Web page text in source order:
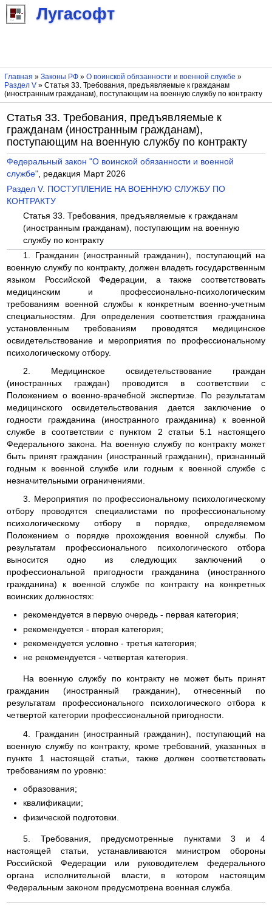
Лугасофт
Главная » Законы РФ» О воинской обязанности и военной службе »
Раздел V» Статья 33. Требования, предъявляемые к гражданам
(иностранным гражданам), поступающим на военную службу по контракту
Статья 33. Требования, предъявляемые к
гражданам (иностранным гражданам),
поступающим на военную службу по контракту
Федеральный закон "О воинской обязанности и военной
службе", редакция Март 2026
Раздел V. ПОСТУПЛЕНИЕ НА ВОЕННУЮ СЛУЖБУ ПО
КОНТРАКТУ
Статья 33. Требования, предъявляемые к гражданам
(иностранным гражданам), поступающим на военную
службу по контракту
1. Гражданин (иностранный гражданин), поступающий на
военную службу по контракту, должен владеть государственным
языком Российской Федерации, а также соответствовать
медицинским и профессионально-психологическим
требованиям военной службы к конкретным военно-учетным
специальностям. Для определения соответствия гражданина
установленным требованиям проводятся медицинское
освидетельствование и мероприятия по профессиональному
психологическому отбору.
2. Медицинское освидетельствование граждан
(иностранных граждан) проводится в соответствии с
Положением о военно-врачебной экспертизе. По результатам
медицинского освидетельствования дается заключение о
годности гражданина (иностранного гражданина) к военной
службе в соответствии с пунктом 2 статьи 5.1 настоящего
Федерального закона. На военную службу по контракту может
быть принят гражданин (иностранный гражданин), признанный
годным к военной службе или годным к военной службе с
незначительными ограничениями.
3. Мероприятия по профессиональному психологическому
отбору проводятся специалистами по профессиональному
психологическому отбору в порядке, определяемом
Положением о порядке прохождения военной службы. По
результатам профессионального психологического отбора
выносится одно из следующих заключений о
профессиональной пригодности гражданина (иностранного
гражданина) к военной службе по контракту на конкретных
воинских должностях:
рекомендуется в первую очередь - первая категория;
рекомендуется - вторая категория;
рекомендуется условно - третья категория;
не рекомендуется - четвертая категория.
На военную службу по контракту не может быть принят
гражданин (иностранный гражданин), отнесенный по
результатам профессионального психологического отбора к
четвертой категории профессиональной пригодности.
4. Гражданин (иностранный гражданин), поступающий на
военную службу по контракту, кроме требований, указанных в
пункте 1 настоящей статьи, также должен соответствовать
требованиям по уровню:
образования;
квалификации;
физической подготовки.
5. Требования, предусмотренные пунктами 3 и 4
настоящей статьи, устанавливаются министром обороны
Российской Федерации или руководителем федерального
органа исполнительной власти, в котором настоящим
Федеральным законом предусмотрена военная служба.